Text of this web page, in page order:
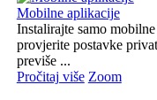
Mobilne aplikacije
Instalirajte samo
provjerite postavke
previše ...
Pročitaj više Zoom